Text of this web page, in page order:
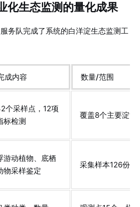
化生态监测的量化成果
务队完成了系统的白洋淀生态监测工
成内容 数量/范围
个采样点，12项
标检测
覆盖8个主要淀泊
游动植物、底栖
物采样鉴定
采集样本126份